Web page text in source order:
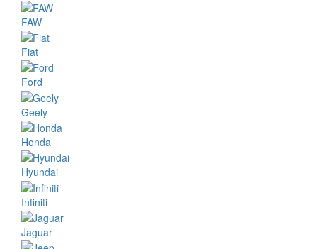
FAW
Fiat
Ford
Geely
Honda
Hyundai
Infiniti
Jaguar